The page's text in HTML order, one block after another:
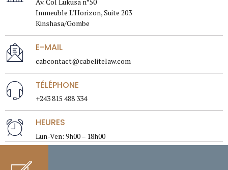
Immeuble L’Horizon, Suite 203
Kinshasa/Gombe
E-MAIL
cabcontact@cabelitelaw.com
TÉLÉPHONE
+243 815 488 334
HEURES
Lun-Ven: 9h00 – 18h00